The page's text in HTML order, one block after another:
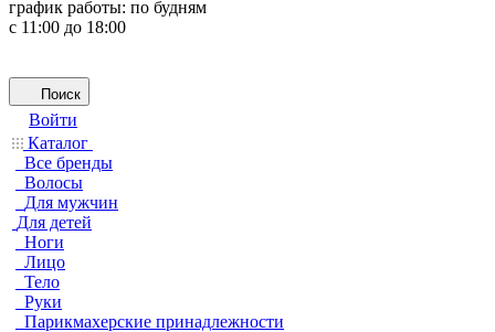
график работы: по будням
с 11:00 до 18:00
Поиск
Войти
Каталог
Все бренды
Волосы
Для мужчин
Для детей
Ноги
Лицо
Тело
Руки
Парикмахерские принадлежности